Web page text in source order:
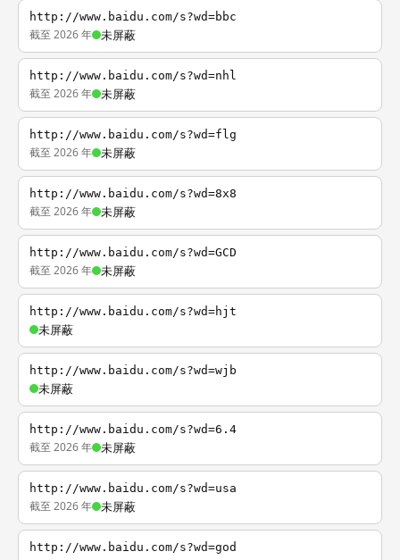
http://www.baidu.com/s?wd=bbc
截至 2026 年 未屏蔽
http://www.baidu.com/s?wd=nhl
截至 2026 年 未屏蔽
http://www.baidu.com/s?wd=flg
截至 2026 年 未屏蔽
http://www.baidu.com/s?wd=8x8
截至 2026 年 未屏蔽
http://www.baidu.com/s?wd=GCD
截至 2026 年 未屏蔽
http://www.baidu.com/s?wd=hjt
未屏蔽
http://www.baidu.com/s?wd=wjb
未屏蔽
http://www.baidu.com/s?wd=6.4
截至 2026 年 未屏蔽
http://www.baidu.com/s?wd=usa
截至 2026 年 未屏蔽
http://www.baidu.com/s?wd=god